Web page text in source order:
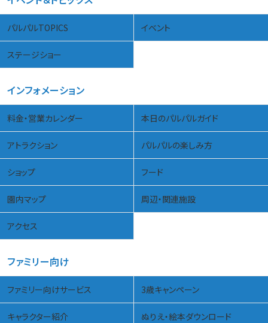
パルパルTOPICS イベント
ステージショー
インフォメーション
料金・営業カレンダー 本日のパルパルガイド
アトラクション パルパルの楽しみ方
ショップ フード
園内マップ 周辺・関連施設
アクセス
ファミリー向け
ファミリー向けサービス 3歳キャンペーン
キャラクター紹介 ぬりえ・絵本ダウンロード